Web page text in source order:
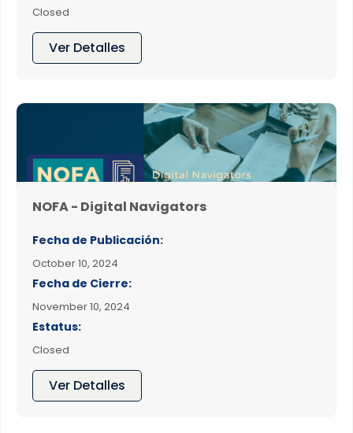
Closed
Ver Detalles
NOFA - Digital Navigators
Fecha de Publicación:
October 10, 2024
Fecha de Cierre:
November 10, 2024
Estatus:
Closed
Ver Detalles